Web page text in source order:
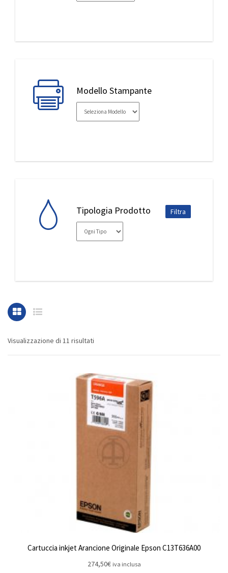
Modello Stampante
Tipologia Prodotto
Visualizzazione di 11 risultati
Cartuccia inkjet Arancione Originale Epson C13T636A00
274,50€ iva inclusa